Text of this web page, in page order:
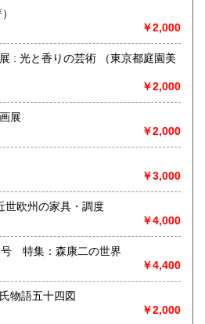
橋駅」降りてすぐの商店街に位置
る、町の古本屋です。
てたり、定番だったり、
りするような、
説・文学・歴史・民俗・音楽・映
宗教・オカルト・その他色々、ジ
ナーももちろん配備。
買い物のついでに、お散歩コース
ひとも遊びにいらして頂ければと
￥2,000
りの芸術 （東京都庭園美
￥2,000
展
￥2,000
￥3,000
世欧州の家具・調度
￥4,000
特集：森康二の世界
￥4,400
語五十四図
￥2,000